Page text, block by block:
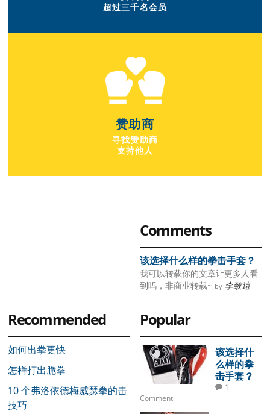
超过三千名会员
赞助商
寻找赞助商
支持他人
Comments
该选择什么样的拳击手套？
我可以转载你的文章让更多人看
到吗，非商业转载~ by 李致遠
Recommended
如何出拳更快
怎样打出脆拳
10 个弗洛依德梅威瑟拳的击
技巧
Popular
该选择什
么样的拳
击手套？
1
Comment